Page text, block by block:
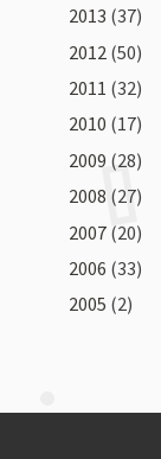
2013 (37)
2012 (50)
2011 (32)
2010 (17)
2009 (28)
2008 (27)
2007 (20)
2006 (33)
2005 (2)